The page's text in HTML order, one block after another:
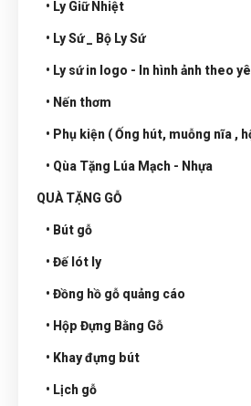
• Ly Giữ Nhiệt
• Ly Sứ _ Bộ Ly Sứ
• Ly sứ in logo - In hình ảnh theo
• Nến thơm
• Phụ kiện ( Ống hút, muỗng nĩa ,
• Qùa Tặng Lúa Mạch - Nhựa
QUÀ TẶNG GỖ
• Bút gỗ
• Đế lót ly
• Đồng hồ gỗ quảng cáo
• Hộp Đựng Bằng Gỗ
• Khay đựng bút
• Lịch gỗ